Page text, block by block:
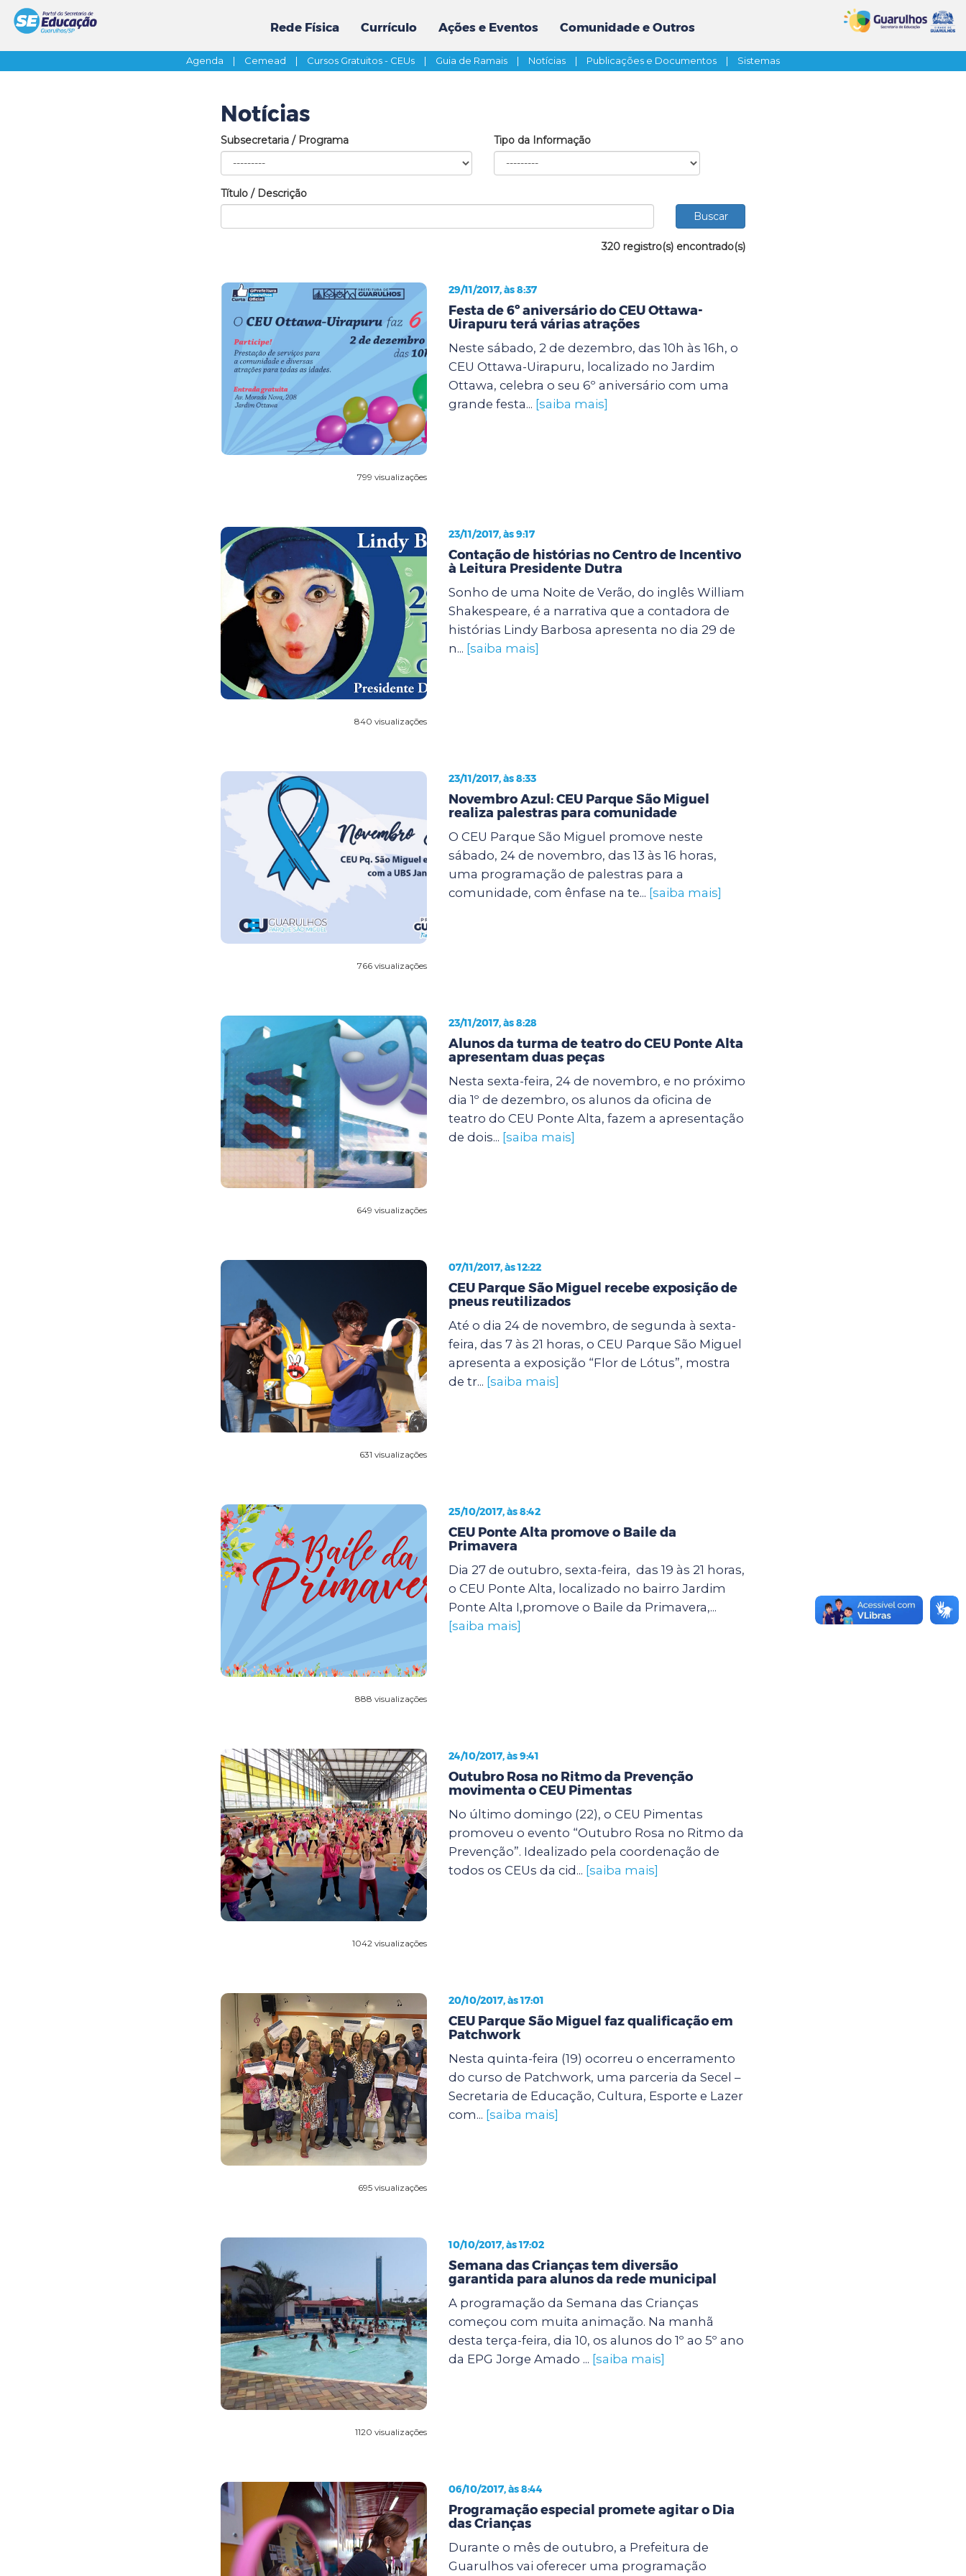
Rede Física Currículo Ações e Eventos Comunidade e Outros
Agenda | Cemead | Cursos Gratuitos - CEUs | Guia de Ramais | Notícias | Publicações e Documentos | Sistemas
Notícias
Subsecretaria / Programa Tipo da Informação
Título / Descrição
320 registro(s) encontrado(s)
799 visualizações
29/11/2017, às 8:37
Festa de 6º aniversário do CEU Ottawa-
Uirapuru terá várias atrações
Neste sábado, 2 de dezembro, das 10h às 16h, o
CEU Ottawa-Uirapuru, localizado no Jardim
Ottawa, celebra o seu 6º aniversário com uma
grande festa... [saiba mais]
840 visualizações
23/11/2017, às 9:17
Contação de histórias no Centro de Incentivo
à Leitura Presidente Dutra
Sonho de uma Noite de Verão, do inglês William
Shakespeare, é a narrativa que a contadora de
histórias Lindy Barbosa apresenta no dia 29 de
n... [saiba mais]
766 visualizações
23/11/2017, às 8:33
Novembro Azul: CEU Parque São Miguel
realiza palestras para comunidade
O CEU Parque São Miguel promove neste
sábado, 24 de novembro, das 13 às 16 horas,
uma programação de palestras para a
comunidade, com ênfase na te... [saiba mais]
649 visualizações
23/11/2017, às 8:28
Alunos da turma de teatro do CEU Ponte Alta
apresentam duas peças
Nesta sexta-feira, 24 de novembro, e no próximo
dia 1º de dezembro, os alunos da oficina de
teatro do CEU Ponte Alta, fazem a apresentação
de dois... [saiba mais]
631 visualizações
07/11/2017, às 12:22
CEU Parque São Miguel recebe exposição de
pneus reutilizados
Até o dia 24 de novembro, de segunda à sexta-
feira, das 7 às 21 horas, o CEU Parque São Miguel
apresenta a exposição “Flor de Lótus”, mostra
de tr... [saiba mais]
888 visualizações
25/10/2017, às 8:42
CEU Ponte Alta promove o Baile da
Primavera
Dia 27 de outubro, sexta-feira, das 19 às 21 horas,
o CEU Ponte Alta, localizado no bairro Jardim
Ponte Alta I,promove o Baile da Primavera,...
[saiba mais]
1042 visualizações
24/10/2017, às 9:41
Outubro Rosa no Ritmo da Prevenção
movimenta o CEU Pimentas
No último domingo (22), o CEU Pimentas
promoveu o evento “Outubro Rosa no Ritmo da
Prevenção”. Idealizado pela coordenação de
todos os CEUs da cid... [saiba mais]
695 visualizações
20/10/2017, às 17:01
CEU Parque São Miguel faz qualificação em
Patchwork
Nesta quinta-feira (19) ocorreu o encerramento
do curso de Patchwork, uma parceria da Secel –
Secretaria de Educação, Cultura, Esporte e Lazer
com... [saiba mais]
1120 visualizações
10/10/2017, às 17:02
Semana das Crianças tem diversão
garantida para alunos da rede municipal
A programação da Semana das Crianças
começou com muita animação. Na manhã
desta terça-feira, dia 10, os alunos do 1º ao 5º ano
da EPG Jorge Amado ... [saiba mais]
06/10/2017, às 8:44
Programação especial promete agitar o Dia
das Crianças
Durante o mês de outubro, a Prefeitura de
Guarulhos vai oferecer uma programação